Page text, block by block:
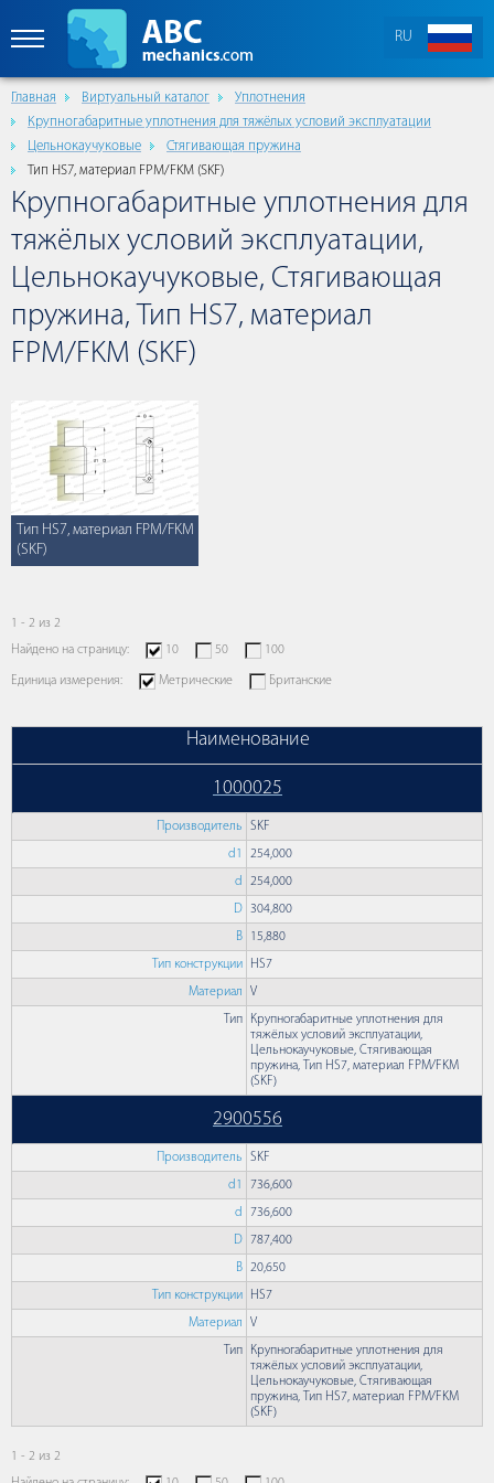
RU
Главная Виртуальный каталог
Уплотнения
Крупногабаритные уплотнения для тяжёлых условий эксплуатации
Цельнокаучуковые
Стягивающая пружина
Тип HS7, материал FPM/FKM (SKF)
Крупногабаритные уплотнения для
тяжёлых условий эксплуатации,
Цельнокаучуковые, Стягивающая
пружина, Тип HS7, материал
FPM/FKM (SKF)
Тип HS7, материал FPM/FKM
(SKF)
1 - 2 из 2
Найдено на страницу:
10 50 100
Единица измерения: Метрические Британские
Наименование
1000025
Производитель SKF
d1 254,000
d 254,000
D 304,800
B 15,880
Тип конструкции HS7
Материал V
Тип
Крупногабаритные уплотнения для
тяжёлых условий эксплуатации,
Цельнокаучуковые, Стягивающая
пружина, Тип HS7, материал FPM/FKM
(SKF)
2900556
Производитель SKF
d1 736,600
d 736,600
D 787,400
B 20,650
Тип конструкции HS7
Материал V
Тип
Крупногабаритные уплотнения для
тяжёлых условий эксплуатации,
Цельнокаучуковые, Стягивающая
пружина, Тип HS7, материал FPM/FKM
(SKF)
1 - 2 из 2